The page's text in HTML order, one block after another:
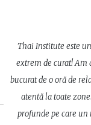
Thai Institute este
extrem de curat!
bucurat de o oră de
atentă la toate
profunde pe care un